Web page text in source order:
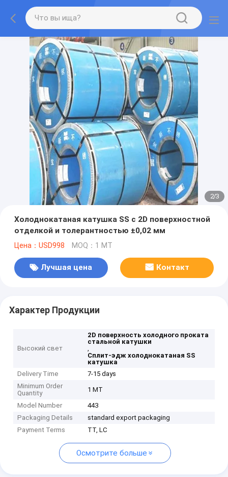
2/3
Холоднокатаная катушка SS с 2D поверхностной
отделкой и толерантностью ±0,02 мм
Цена：USD998 MOQ：1 MT
Лучшая цена Контакт
Характер Продукции
Высокий свет
2D поверхность холодного проката
стальной катушки
,
Сплит-эдж холоднокатаная SS
катушка
Delivery Time
7-15 days
Minimum Order
Quantity
1 MT
Model Number
443
Packaging Details
standard export packaging
Payment Terms
TT, LC
Осмотрите больше